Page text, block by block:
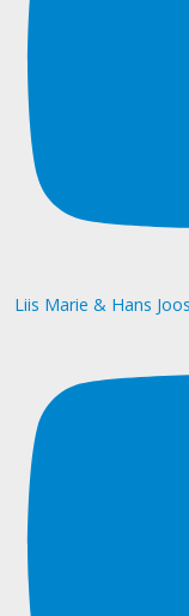
Liis Marie & Hans